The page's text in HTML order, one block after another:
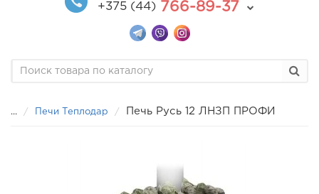
+375 (44) 766-89-37
... Печи Теплодар Печь Русь 12 ЛНЗП ПРОФИ